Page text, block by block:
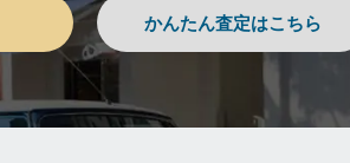
かんたん査定はこちら